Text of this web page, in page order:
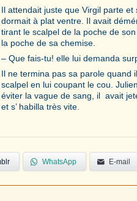
Il attendait juste que Virgil parte
dormait à plat ventre. Il avait
tirant le scalpel de la poche de
la poche de sa chemise.
– Que fais-tu! elle lui demanda
Il ne termina pas sa parole quand
scalpel en lui coupant le cou.
éviter la vague de sang, il avait
et s’ habilla très vite.
WhatsApp E-mail